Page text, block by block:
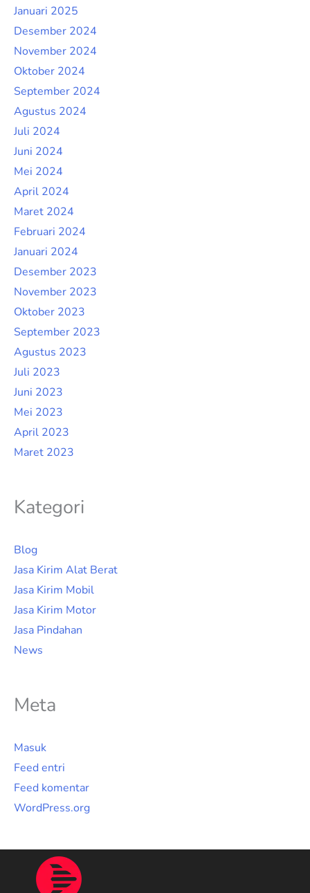
Januari 2025
Desember 2024
November 2024
Oktober 2024
September 2024
Agustus 2024
Juli 2024
Juni 2024
Mei 2024
April 2024
Maret 2024
Februari 2024
Januari 2024
Desember 2023
November 2023
Oktober 2023
September 2023
Agustus 2023
Juli 2023
Juni 2023
Mei 2023
April 2023
Maret 2023
Kategori
Blog
Jasa Kirim Alat Berat
Jasa Kirim Mobil
Jasa Kirim Motor
Jasa Pindahan
News
Meta
Masuk
Feed entri
Feed komentar
WordPress.org